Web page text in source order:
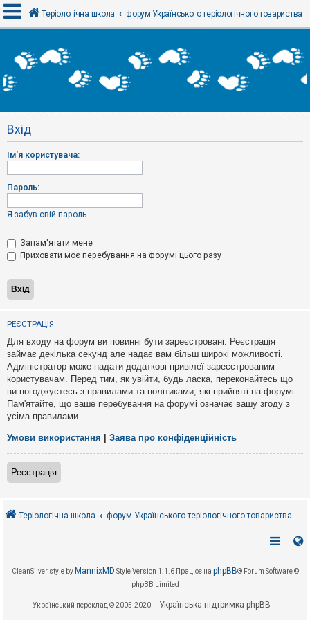
х
і
Р
є
т
р
а
і
Т
м
и
б
з
в
і
д
п
о
в
і
д
е
й
А
к
т
и
і
Теріологічна школа форум Українського теріологічного товариства
Вхід
Ім'я користувача:
Пароль:
Я забув свій пароль
Запам'ятати мене
Приховати моє перебування на форумі цього разу
РЕЄСТРАЦІЯ
Для входу на форум ви повинні бути зареєстровані. Реєстрація
займає декілька секунд але надає вам більш широкі можливості.
Адміністратор може надати додаткові привілеї зареєстрованим
користувачам. Перед тим, як увійти, будь ласка, переконайтесь що
ви погоджуєтесь з правилами та політиками, які прийняті на форумі.
Пам'ятайте, що ваше перебування на форумі означає вашу згоду з
усіма правилами.
Умови використання Заява про конфіденційність
Реєстрація
Теріологічна школа форум Українського теріологічного товариства
CleanSilver style by MannixMD Style Version 1.1.6 Працює на phpBB® Forum Software ©
phpBB Limited
Український переклад © 2005-2020 Українська підтримка phpBB